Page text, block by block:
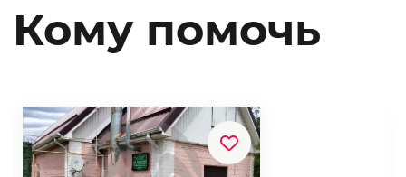
Кому помочь